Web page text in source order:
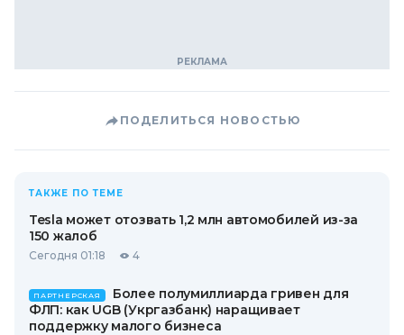
ПОДЕЛИТЬСЯ НОВОСТЬЮ
ТАКЖЕ ПО ТЕМЕ
Tesla может отозвать 1,2 млн автомобилей из-за
150 жалоб
Сегодня 01:18 4
ПАРТНЕРСКАЯ
Более полумиллиарда гривен для
ФЛП: как UGB (Укргазбанк) наращивает
поддержку малого бизнеса